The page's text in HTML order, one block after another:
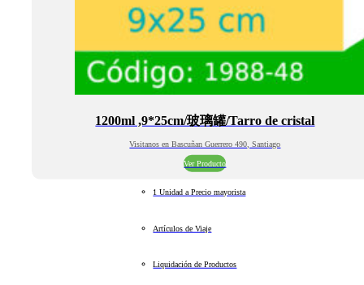
1200ml ,9*25cm/玻璃罐/Tarro de cristal
Visitanos en Bascuñan Guerrero 490, Santiago
Ver Producto
1 Unidad a Precio mayorista
Artículos de Viaje
Liquidación de Productos